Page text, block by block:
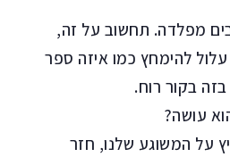
מפלדה. תחשוב על זה,
להימחץ כמו איזה ספר
בקור רוח.
עושה?
על המשוגע שלנו, חזר